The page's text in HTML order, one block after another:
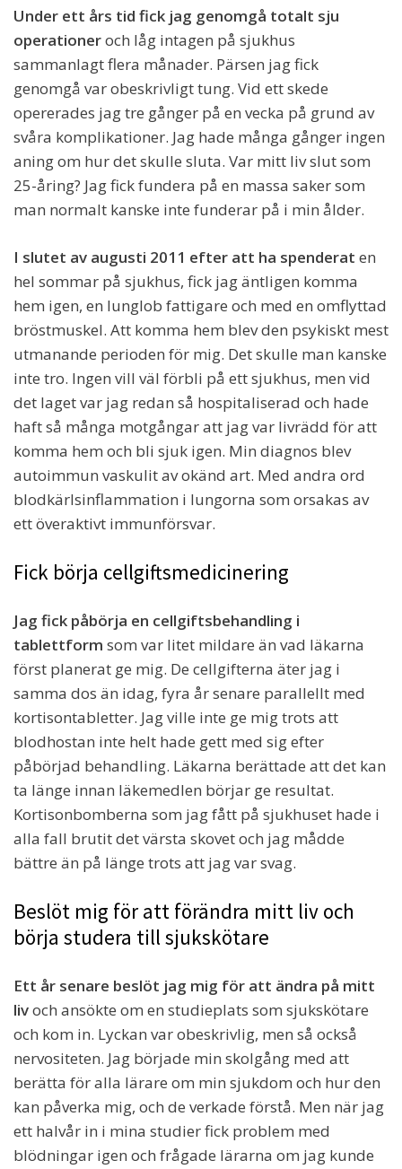
Under ett års tid fick jag genomgå totalt sju
operationeroch låg intagen på sjukhus
sammanlagt flera månader. Pärsen jag fick
genomgå var obeskrivligt tung. Vid ett skede
opererades jag tre gånger på en vecka på grund av
svåra komplikationer. Jag hade många gånger ingen
aning om hur det skulle sluta. Var mitt liv slut som
25-åring? Jag fick fundera på en massa saker som
man normalt kanske inte funderar på i min ålder.
I slutet av augusti 2011 efter att ha spenderat en
hel sommar på sjukhus, fick jag äntligen komma
hem igen, en lunglob fattigare och med en omflyttad
bröstmuskel. Att komma hem blev den psykiskt mest
utmanande perioden för mig. Det skulle man kanske
inte tro. Ingen vill väl förbli på ett sjukhus, men vid
det laget var jag redan så hospitaliserad och hade
haft så många motgångar att jag var livrädd för att
komma hem och bli sjuk igen. Min diagnos blev
autoimmun vaskulit av okänd art. Med andra ord
blodkärlsinflammation i lungorna som orsakas av
ett överaktivt immunförsvar.
Fick börja cellgiftsmedicinering
Jag fick påbörja en cellgiftsbehandling i
tablettform som var litet mildare än vad läkarna
först planerat ge mig. De cellgifterna äter jag i
samma dos än idag, fyra år senare parallellt med
kortisontabletter. Jag ville inte ge mig trots att
blodhostan inte helt hade gett med sig efter
påbörjad behandling. Läkarna berättade att det kan
ta länge innan läkemedlen börjar ge resultat.
Kortisonbomberna som jag fått på sjukhuset hade i
alla fall brutit det värsta skovet och jag mådde
bättre än på länge trots att jag var svag.
Beslöt mig för att förändra mitt liv och
börja studera till sjukskötare
Ett år senare beslöt jag mig för att ändra på mitt
livoch ansökte om en studieplats som sjukskötare
och kom in. Lyckan var obeskrivlig, men så också
nervositeten. Jag började min skolgång med att
berätta för alla lärare om min sjukdom och hur den
kan påverka mig, och de verkade förstå. Men när jag
ett halvår in i mina studier fick problem med
blödningar igen och frågade lärarna om jag kunde